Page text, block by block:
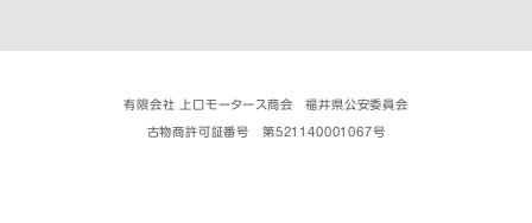
有限会社 上口モータース商会 福井県公安委員会
古物商許可証番号 第521140001067号